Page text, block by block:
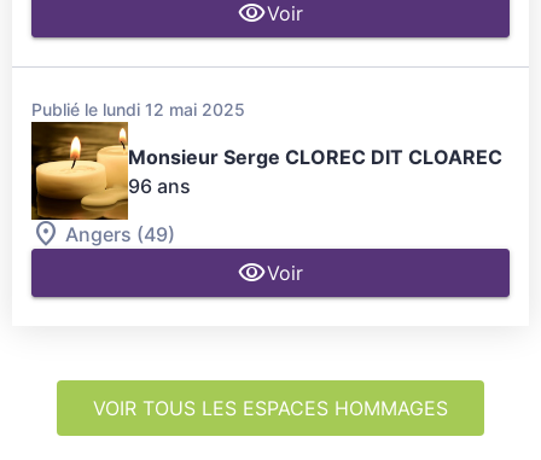
Voir
Publié le lundi 12 mai 2025
Monsieur Serge CLOREC DIT CLOAREC
96 ans
Angers (49)
Voir
VOIR TOUS LES ESPACES HOMMAGES